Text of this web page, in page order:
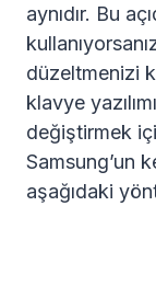
aynıdır. Bu
düzeltmenizi
klavye
değiştirmek
Samsung’un
aşağıdaki